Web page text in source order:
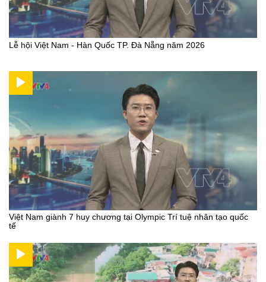
Lễ hội Việt Nam - Hàn Quốc TP. Đà Nẵng năm 2026
Việt Nam giành 7 huy chương tại Olympic Trí tuệ nhân tạo quốc
tế